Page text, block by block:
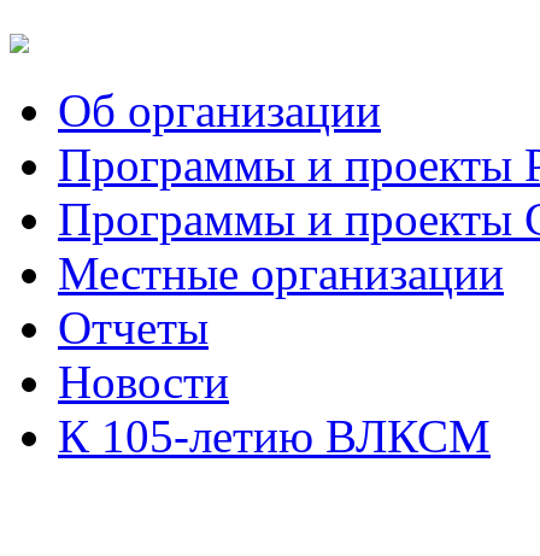
Об организации
Программы и
Программы и
Местные организации
Отчеты
Новости
К 105-летию ВЛКСМ